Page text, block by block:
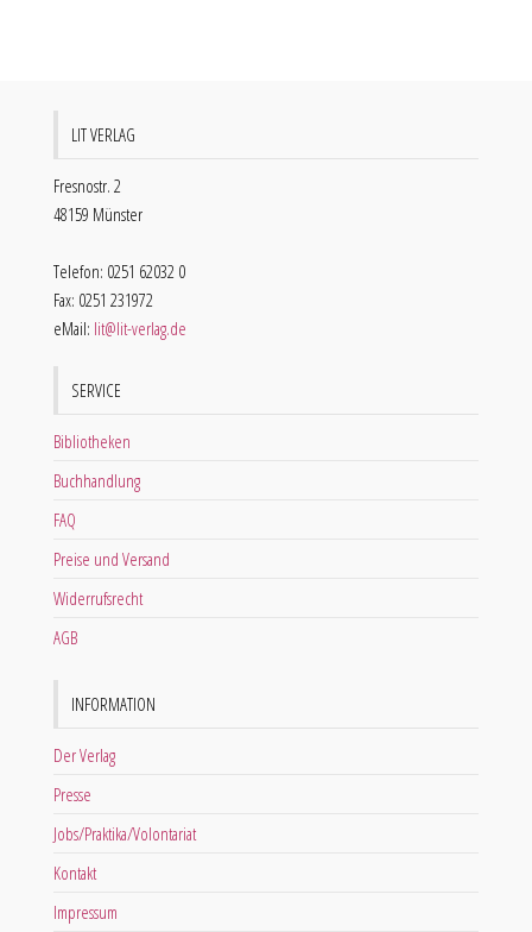
LIT VERLAG
Fresnostr. 2
48159 Münster
Telefon: 0251 62032 0
Fax: 0251 231972
eMail: lit@lit-verlag.de
SERVICE
Bibliotheken
Buchhandlung
FAQ
Preise und Versand
Widerrufsrecht
AGB
INFORMATION
Der Verlag
Presse
Jobs/Praktika/Volontariat
Kontakt
Impressum